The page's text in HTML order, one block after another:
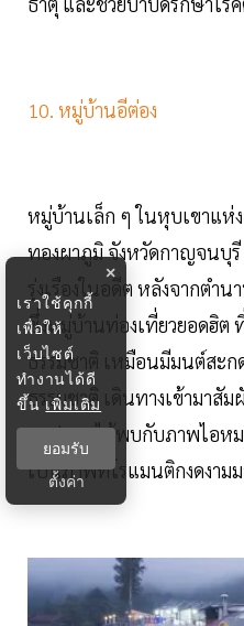
10. หมู่บ้านอีต่อง
หมู่บ้านเล็ก ๆ ในหุบเขาแห่
ทองผาภูมิ จังหวัดกาญจนบุรี
รุ่งเรืองในอดีต หลังจากตำ
ซึ่งหมู่บ้านท่องเที่ยวยอดฮิต
ธรรมชาติ เหมือนมีมนต์สะ
ธรรมชาติ เดินทางเข้ามาสั
ฤดูฝนจะได้พบกับภาพไอห
เป็นภาพที่โรแมนติกงดงาม
×
เราใช้คุกกี้
เพื่อให้
เว็บไซต์
ทำงานได้ดี
ขึ้นเพิ่มเติม
ยอมรับ
ตั้งค่า